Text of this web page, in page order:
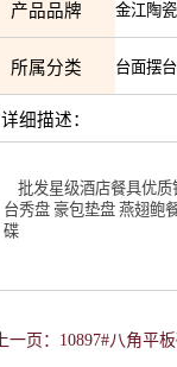
产品品牌 金江陶
所属分类 台面摆
详细描述：
批发星级酒店餐具优质
台秀盘 豪包垫盘 燕翅鲍
碟
上一页：10897#八角平